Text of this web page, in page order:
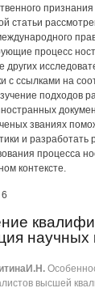
статьи
процесс
других
с ссылками на
подходов
званиях
и разработать
процесса
контексте.
научных
И.Н.
высшей